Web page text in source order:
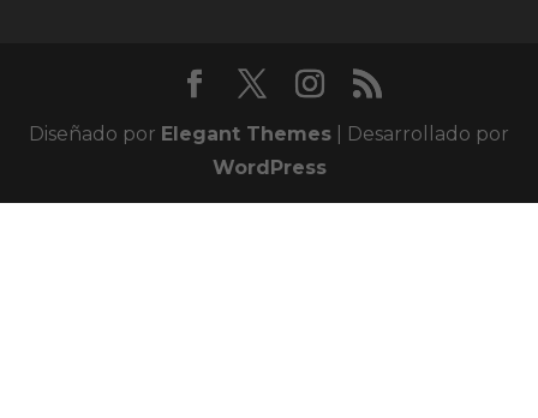
Diseñado por Elegant Themes | Desarrollado por
WordPress